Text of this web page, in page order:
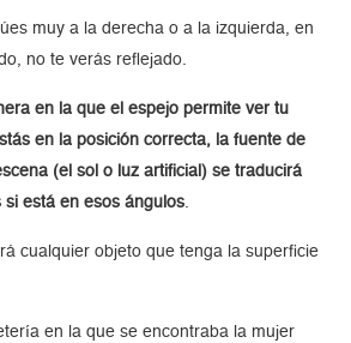
muy a la derecha o a la izquierda, en
no te verás reflejado.
en la que el espejo permite ver tu
en la posición correcta, la fuente de
(el sol o luz artificial) se traducirá
está en esos ángulos.
cualquier objeto que tenga la superficie
en la que se encontraba la mujer